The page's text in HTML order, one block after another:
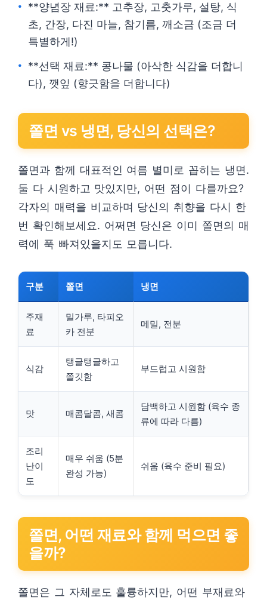
**양념장 재료:** 고추장, 고춧가루, 설탕, 식
초, 간장, 다진 마늘, 참기름, 깨소금 (조금 더
특별하게!)
**선택 재료:** 콩나물 (아삭한 식감을 더합니
다), 깻잎 (향긋함을 더합니다)
쫄면 vs 냉면, 당신의 선택은?
쫄면과 함께 대표적인 여름 별미로 꼽히는 냉면.
둘 다 시원하고 맛있지만, 어떤 점이 다를까요?
각자의 매력을 비교하며 당신의 취향을 다시 한
번 확인해보세요. 어쩌면 당신은 이미 쫄면의 매
력에 푹 빠져있을지도 모릅니다.
구분 쫄면 냉면
주재
료
밀가루, 타피오
카 전분
메밀, 전분
식감
탱글탱글하고
쫄깃함
부드럽고 시원함
맛 매콤달콤, 새콤
담백하고 시원함 (육수 종
류에 따라 다름)
조리
난이
도
매우 쉬움 (5분
완성 가능)
쉬움 (육수 준비 필요)
쫄면, 어떤 재료와 함께 먹으면 좋
을까?
쫄면은 그 자체로도 훌륭하지만, 어떤 부재료와